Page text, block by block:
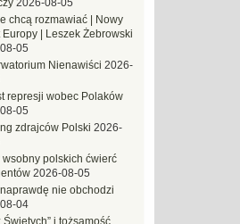
2026-08-05
chcą rozmawiać | Nowy
Europy | Leszek Żebrowski
05
Nienawiści 2026-
represji wobec Polaków
05
zdrajców Polski 2026-
wsobny polskich ćwierć
2026-08-05
naprawdę nie obchodzi
04
Świętych” i tożsamość